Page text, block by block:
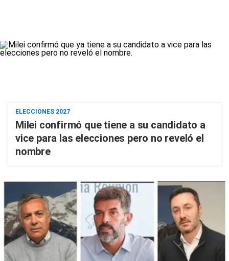
ELECCIONES 2027
Milei confirmó que tiene a su candidato a
vice para las elecciones pero no reveló el
nombre